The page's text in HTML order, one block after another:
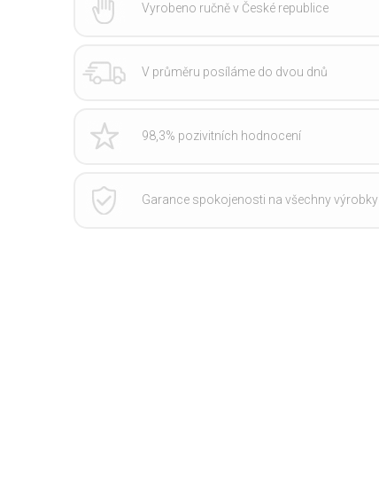
Vyrobeno ručně v České republice
V průměru posíláme do dvou dnů
98,3% pozivitních hodnocení
Garance spokojenosti na všechny výrobky